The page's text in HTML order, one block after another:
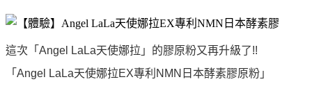
這次「Angel LaLa天使娜拉」的膠原粉又再升級了!!
「Angel LaLa天使娜拉EX專利NMN日本酵素膠原粉」